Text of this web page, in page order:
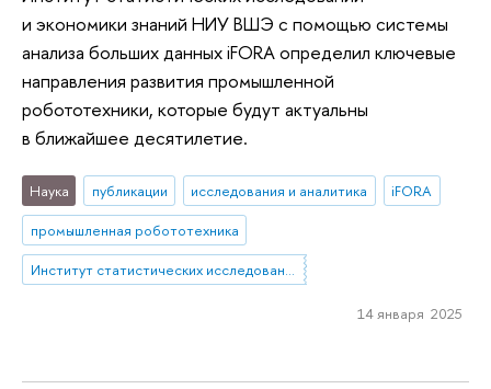
и экономики знаний НИУ ВШЭ с помощью системы
анализа больших данных iFORA определил ключевые
направления развития промышленной
робототехники, которые будут актуальны
в ближайшее десятилетие.
Наука публикации исследования и аналитика
iFORA
промышленная робототехника
Институт статистических исследований и экономики знаний
14 января 2025